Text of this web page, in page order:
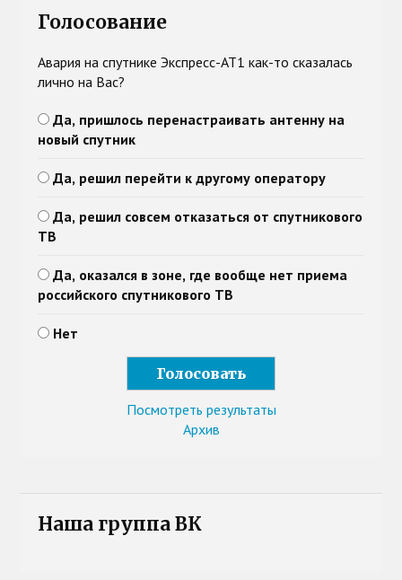
Голосование
Авария на спутнике Экспресс-АТ1 как-то сказалась
лично на Вас?
Да, пришлось перенастраивать антенну на
новый спутник
Да, решил перейти к другому оператору
Да, решил совсем отказаться от спутникового
ТВ
Да, оказался в зоне, где вообще нет приема
российского спутникового ТВ
Нет
Посмотреть результаты
Архив
Наша группа ВК